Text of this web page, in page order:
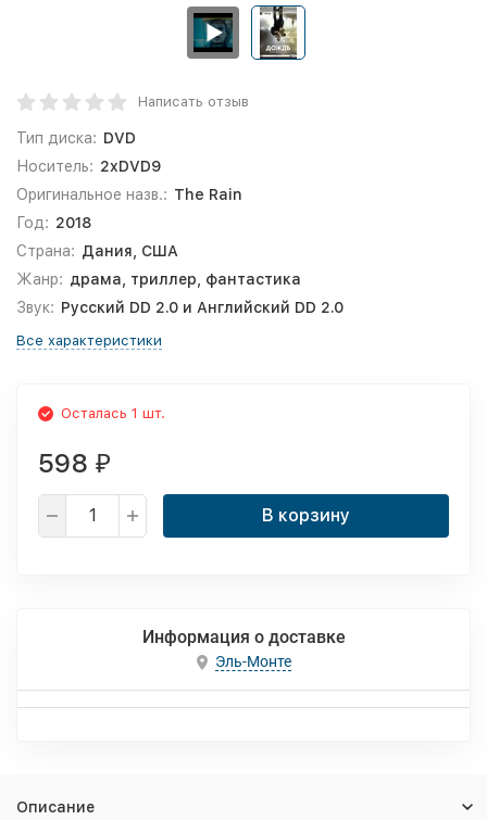
Написать отзыв
Тип диска: DVD
Носитель: 2xDVD9
Оригинальное назв.: The Rain
Год: 2018
Страна: Дания, США
Жанр: драма, триллер, фантастика
Звук: Русский DD 2.0 и Английский DD 2.0
Все характеристики
Осталась 1 шт.
598 ₽
В корзину
Информация о доставке
Эль-Монте
Описание